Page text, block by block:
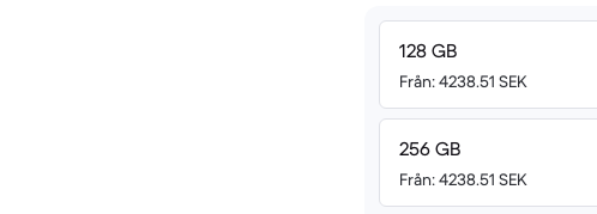
128 GB
Från: 4238.51 SEK
256 GB
Från: 4238.51 SEK